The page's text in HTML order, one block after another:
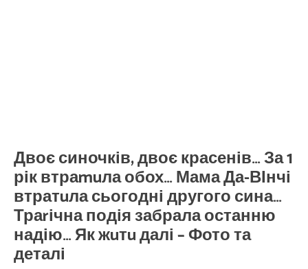
Двоє синочків, двоє красенів… За 1
рік втраmuла обох… Мама Да-ВІнчі
втратuла сьогодні другого сина…
Траrічна подія забрала останню
надію… Як жuтu далі – Фото та
деталі